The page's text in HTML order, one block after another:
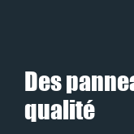
Des
qualité